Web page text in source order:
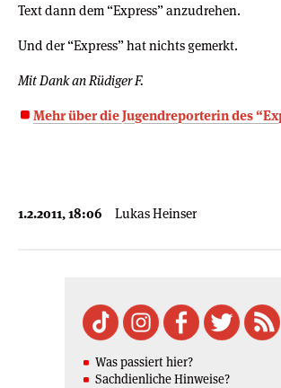
Text dann dem “Express” anzudrehen.
Und der “Express” hat nichts gemerkt.
Mit Dank an Rüdiger F.
Mehr über die Jugendreporterin des
1.2.2011, 18:06 Lukas Heinser
Was passiert hier?
Sachdienliche Hinweise?